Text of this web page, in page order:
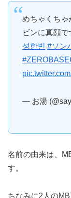
めちゃくちゃ
ビンに真顔
성한빈 #ソン
— お湯
名前の由来は、
す。
ちなみに2人の